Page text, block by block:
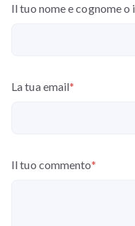
Il tuo nome e cognome o
La tua email*
Il tuo commento*